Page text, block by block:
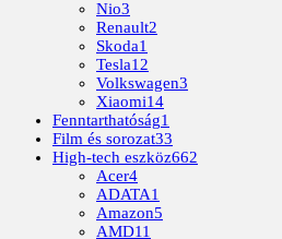
Nio3
Renault2
Skoda1
Tesla12
Volkswagen3
Xiaomi14
Fenntarthatóság1
Film és sorozat33
High-tech eszköz662
Acer4
ADATA1
Amazon5
AMD11